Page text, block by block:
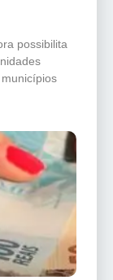
possibilita